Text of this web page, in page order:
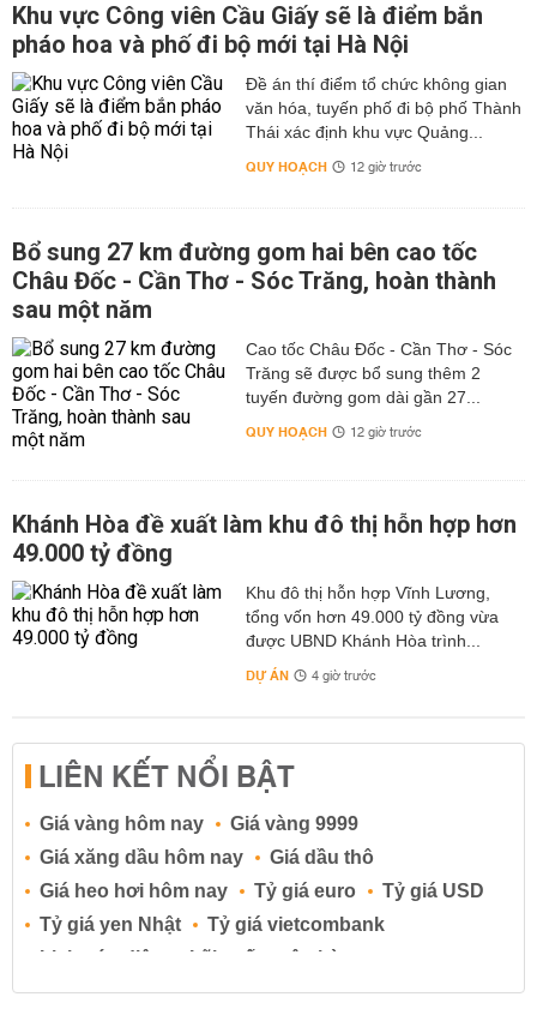
Khu vực Công viên Cầu Giấy sẽ là điểm bắn
pháo hoa và phố đi bộ mới tại Hà Nội
Đề án thí điểm tổ chức không gian
văn hóa, tuyến phố đi bộ phố Thành
Thái xác định khu vực Quảng...
QUY HOẠCH 12 giờ trước
Bổ sung 27 km đường gom hai bên cao tốc
Châu Đốc - Cần Thơ - Sóc Trăng, hoàn thành
sau một năm
Cao tốc Châu Đốc - Cần Thơ - Sóc
Trăng sẽ được bổ sung thêm 2
tuyến đường gom dài gần 27...
QUY HOẠCH 12 giờ trước
Khánh Hòa đề xuất làm khu đô thị hỗn hợp hơn
49.000 tỷ đồng
Khu đô thị hỗn hợp Vĩnh Lương,
tổng vốn hơn 49.000 tỷ đồng vừa
được UBND Khánh Hòa trình...
DỰ ÁN 4 giờ trước
LIÊN KẾT NỔI BẬT
Giá vàng hôm nay
Giá vàng 9999
Giá xăng dầu hôm nay
Giá dầu thô
Giá heo hơi hôm nay
Tỷ giá euro
Tỷ giá USD
Tỷ giá yen Nhật
Tỷ giá vietcombank
Lịch cúp điện
Lãi suất ngân hàng
Lãi suất tiết kiệm
Lãi suất tiền gửi